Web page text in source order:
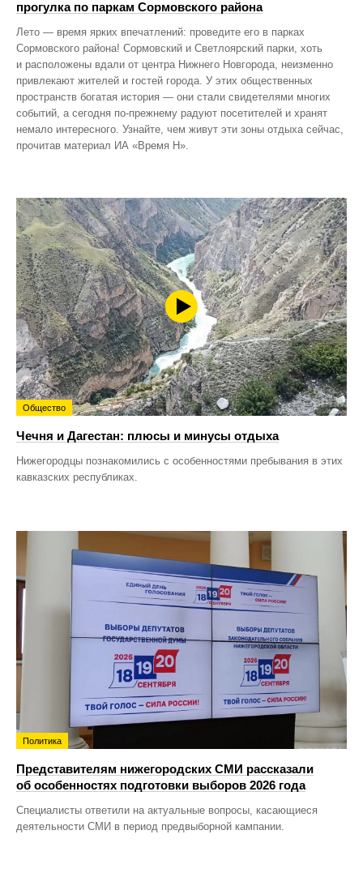
прогулка по паркам Сормовского района
Лето — время ярких впечатлений: проведите его в парках
Сормовского района! Сормовский и Светлоярский парки, хоть
и расположены вдали от центра Нижнего Новгорода, неизменно
привлекают жителей и гостей города. У этих общественных
пространств богатая история — они стали свидетелями многих
событий, а сегодня по‑прежнему радуют посетителей и хранят
немало интересного. Узнайте, чем живут эти зоны отдыха сейчас,
прочитав материал ИА «Время Н».
Общество
Чечня и Дагестан: плюсы и минусы отдыха
Нижегородцы познакомились с особенностями пребывания в этих
кавказских республиках.
Политика
Представителям нижегородских СМИ рассказали
об особенностях подготовки выборов 2026 года
Специалисты ответили на актуальные вопросы, касающиеся
деятельности СМИ в период предвыборной кампании.